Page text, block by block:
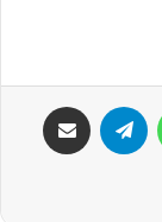
واتساب تيلقرام